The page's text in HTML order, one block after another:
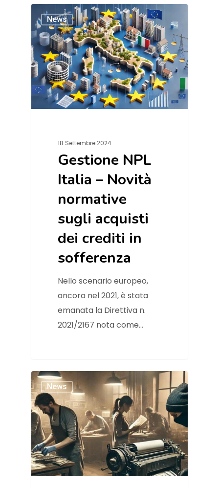
News
18 Settembre 2024
Gestione NPL
Italia – Novità
normative
sugli acquisti
dei crediti in
sofferenza
Nello scenario europeo,
ancora nel 2021, è stata
emanata la Direttiva n.
2021/2167 nota come…
News